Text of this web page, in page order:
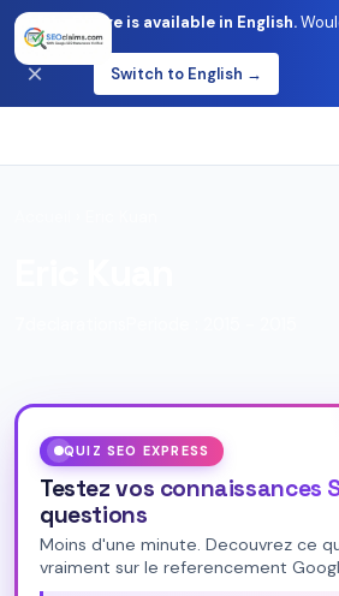
This page is available in English.
English?
Switch to English →
×
QUIZ SEO EXPRESS
Testez vos connaissances
questions
Moins d'une minute. Decouvrez ce
vraiment sur le referencement